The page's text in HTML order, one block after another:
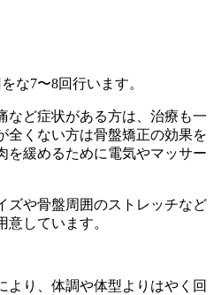
をな7〜8回行います。
など症状がある方は、治療も一
全くない方は骨盤矯正の効果を
を緩めるために電気やマッサー
ズや骨盤周囲のストレッチなど
しています。
より、体調や体型よりはやく回